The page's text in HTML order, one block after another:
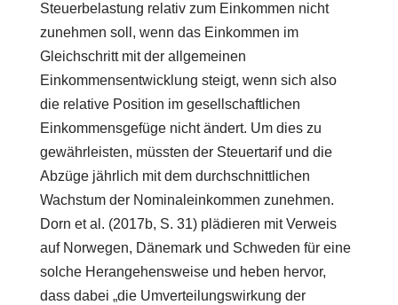
Steuerbelastung relativ zum Einkommen nicht
zunehmen soll, wenn das Einkommen im
Gleichschritt mit der allgemeinen
Einkommensentwicklung steigt, wenn sich also
die relative Position im gesellschaftlichen
Einkommensgefüge nicht ändert. Um dies zu
gewährleisten, müssten der Steuertarif und die
Abzüge jährlich mit dem durchschnittlichen
Wachstum der Nominaleinkommen zunehmen.
Dorn et al. (2017b, S. 31) plädieren mit Verweis
auf Norwegen, Dänemark und Schweden für eine
solche Herangehensweise und heben hervor,
dass dabei „die Umverteilungswirkung der